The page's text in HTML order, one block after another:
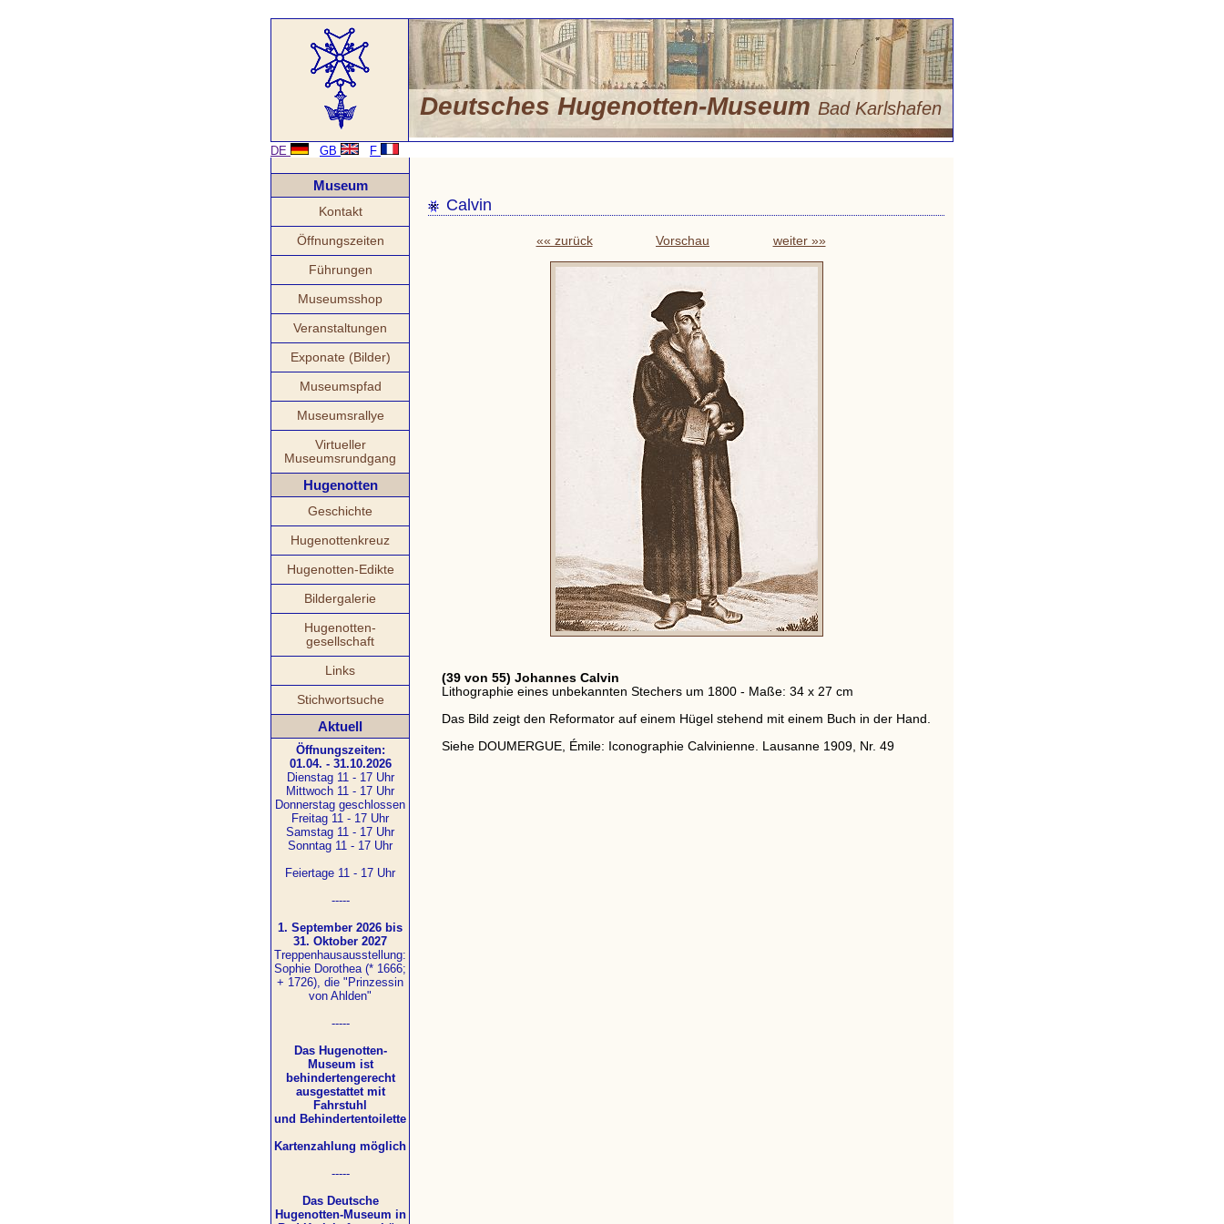
Deutsches Hugenotten-Museum Bad Karlshafen
DE GB F
Museum
Kontakt
Öffnungszeiten
Führungen
Museumsshop
Veranstaltungen
Exponate (Bilder)
Museumspfad
Museumsrallye
Virtueller
Museumsrundgang
Hugenotten
Geschichte
Hugenottenkreuz
Hugenotten-Edikte
Bildergalerie
Hugenotten-
gesellschaft
Links
Stichwortsuche
Aktuell
Öffnungszeiten:
01.04. - 31.10.2026
Dienstag 11 - 17 Uhr
Mittwoch 11 - 17 Uhr
Donnerstag geschlossen
Freitag 11 - 17 Uhr
Samstag 11 - 17 Uhr
Sonntag 11 - 17 Uhr
Feiertage 11 - 17 Uhr
-----
1. September 2026 bis
31. Oktober 2027
Treppenhausausstellung:
Sophie Dorothea (* 1666;
+ 1726), die "Prinzessin
von Ahlden"
-----
Das Hugenotten-
Museum ist
behindertengerecht
ausgestattet mit
Fahrstuhl
und Behindertentoilette
Kartenzahlung möglich
-----
Das Deutsche
Hugenotten-Museum in
Calvin
«« zurück Vorschau weiter »»
(39 von 55) Johannes Calvin
Lithographie eines unbekannten Stechers um 1800 - Maße: 34 x 27 cm
Das Bild zeigt den Reformator auf einem Hügel stehend mit einem Buch in der Hand.
Siehe DOUMERGUE, Émile: Iconographie Calvinienne. Lausanne 1909, Nr. 49